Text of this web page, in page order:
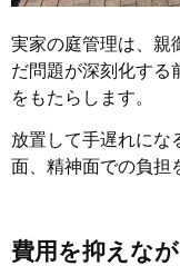
実家の庭管理は、親
だ問題が深刻化する
をもたらします。
放置して手遅れにな
面、精神面での負担
費用を抑えな